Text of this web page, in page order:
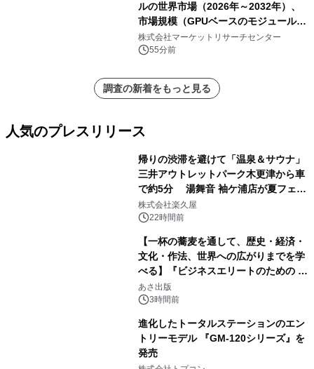
ルの世界市場（2026年～2032年）、
市場規模（GPUベースのモジュール、
NPU/TPUベースのモジュール、FPGA
ベースのモジュール、ASICベースのモ
株式会社マーケットリサーチセンター
55分前
調査の新着をもっと見る
人気のプレスリリース
帰りの渋滞を避けて「温泉＆サウナ」
三井アウトレットパーク木更津から車
で約5分 湯舞音 袖ケ浦店が夏フェア
メニューを提供
株式会社楽久屋
22時間前
【一杯の蕎麦を通して、歴史・経済・
文化・作法、世界への広がりまでを学
べる】『ビジネスエリートのための 教
養としての蕎麦』2026年8月25日
（火）発売
あさ出版
3時間前
進化したトータルステーションのエン
トリーモデル 『GM-120シリーズ』を
発売